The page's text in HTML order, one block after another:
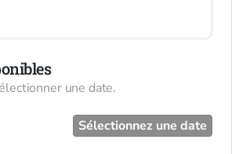
une date.
Sélectionnez une date